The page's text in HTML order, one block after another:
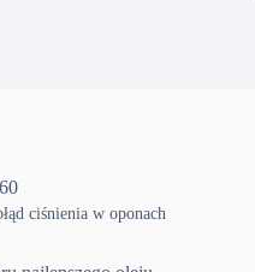
ciśnienia w oponach